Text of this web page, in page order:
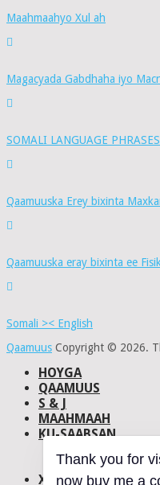
Maahmaahyo Xul ah
Magacyada Gabdhaha iyo
SOMALI LANGUAGE PHRASES
Qaamuuska Erey bixinta
Qaamuuska eray bixinta ee
Somali >< English
Qaamuus Copyright © 2026.
HOYGA
QAAMUUS
S & J
MAAHMAAH
KU-SAABSAN
NAXWAHA
XIRIIR
Thank you for